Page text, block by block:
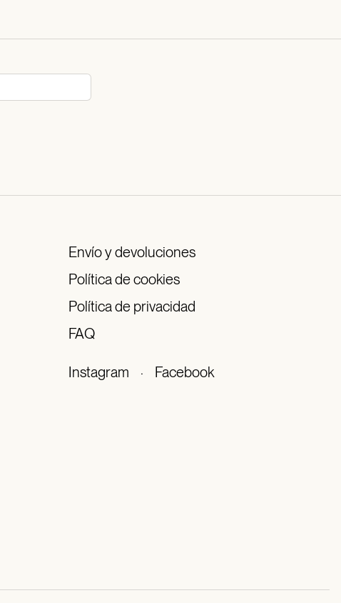
Envío y devoluciones
Política de cookies
Política de privacidad
FAQ
Instagram · Facebook